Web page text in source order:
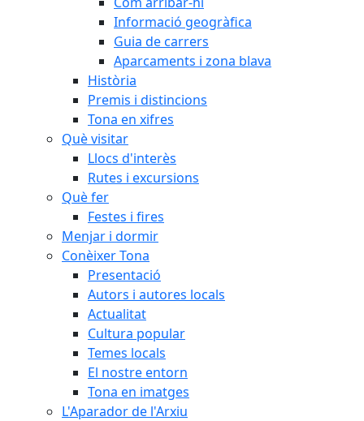
Informació geogràfica
Guia de carrers
Aparcaments i zona blava
Història
Premis i distincions
Tona en xifres
Què visitar
Llocs d'interès
Rutes i excursions
Què fer
Festes i fires
Menjar i dormir
Conèixer Tona
Presentació
Autors i autores locals
Actualitat
Cultura popular
Temes locals
El nostre entorn
Tona en imatges
L'Aparador de l'Arxiu